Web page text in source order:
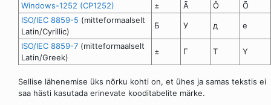
Windows-1252 (CP1252)
± Ã Ô
Õ
ISO/IEC 8859-5 (mitteformaalselt
Latin/Cyrillic)
Б У д е
ISO/IEC 8859-7 (mitteformaalselt
Latin/Greek)
± Γ Τ Υ
Sellise lähenemise üks nõrku kohti on, et ühes ja samas tekstis ei
saa hästi kasutada erinevate kooditabelite märke.